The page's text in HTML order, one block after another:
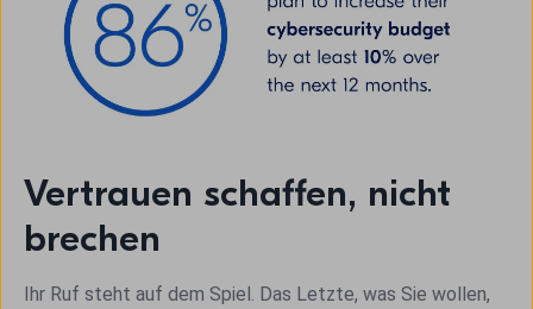
Vertrauen schaffen, nicht
brechen
Ihr Ruf steht auf dem Spiel. Das Letzte, was Sie wollen,